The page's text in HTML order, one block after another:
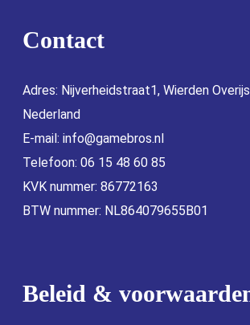
Contact
Adres: Nijverheidstraat1, Wierden
Nederland
E-mail: info@gamebros.nl
Telefoon: 06 15 48 60 85
KVK nummer: 86772163
BTW nummer: NL864079655B01
Beleid &